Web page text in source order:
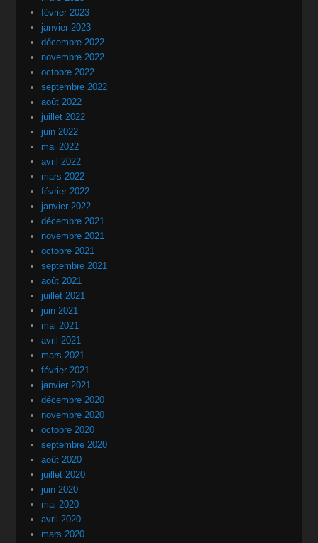
février 2023
janvier 2023
décembre 2022
novembre 2022
octobre 2022
septembre 2022
août 2022
juillet 2022
juin 2022
mai 2022
avril 2022
mars 2022
février 2022
janvier 2022
décembre 2021
novembre 2021
octobre 2021
septembre 2021
août 2021
juillet 2021
juin 2021
mai 2021
avril 2021
mars 2021
février 2021
janvier 2021
décembre 2020
novembre 2020
octobre 2020
septembre 2020
août 2020
juillet 2020
juin 2020
mai 2020
avril 2020
mars 2020